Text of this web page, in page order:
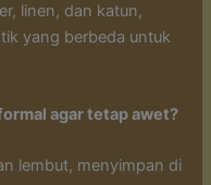
linen, dan katun,
yang berbeda untuk
agar tetap awet?
lembut, menyimpan di